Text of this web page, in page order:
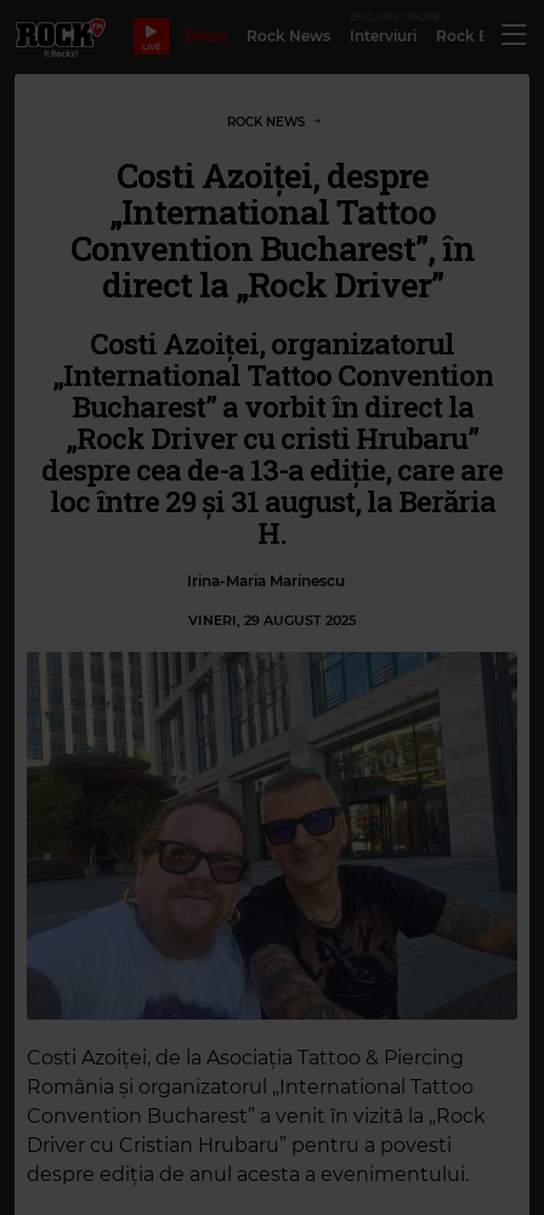
LIVE
Bilete Rock News Interviuri Rock
ROCK NEWS
Costi Azoiței, despre
„International Tattoo
Convention Bucharest”, în
direct la „Rock Driver”
Costi Azoiței, organizatorul
„International Tattoo Convention
Bucharest” a vorbit în direct la
„Rock Driver cu cristi Hrubaru”
despre cea de-a 13-a ediție, care are
loc între 29 și 31 august, la Berăria
H.
Irina-Maria Marinescu
VINERI, 29 AUGUST 2025
Costi Azoiței, de la Asociația Tattoo & Piercing
România și organizatorul „International Tattoo
Convention Bucharest” a venit în vizită la „Rock
Driver cu Cristian Hrubaru” pentru a povesti
despre ediția de anul acesta a evenimentului.